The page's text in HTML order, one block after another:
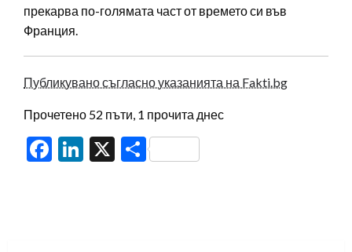
прекарва по-голямата част от времето си във
Франция.
Публикувано съгласно указанията на Fakti.bg
Прочетено 52 пъти, 1 прочита днес
Facebook
LinkedIn
X Share